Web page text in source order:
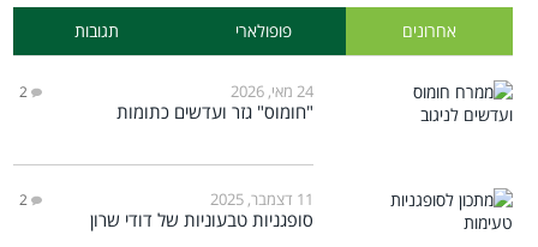
אחרונים פופולארי תגובות
24 מאי, 2026 2
"חומוס" גזר ועדשים כתומות
11 דצמבר, 2025 2
סופגניות טבעוניות של דודי שרון